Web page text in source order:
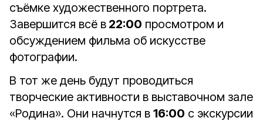
съёмке художественного портрета.
Завершится всё в 22:00 просмотром и
обсуждением фильма об искусстве
фотографии.
В тот же день будут проводиться
творческие активности в выставочном зале
«Родина». Они начнутся в 16:00 с экскурсии